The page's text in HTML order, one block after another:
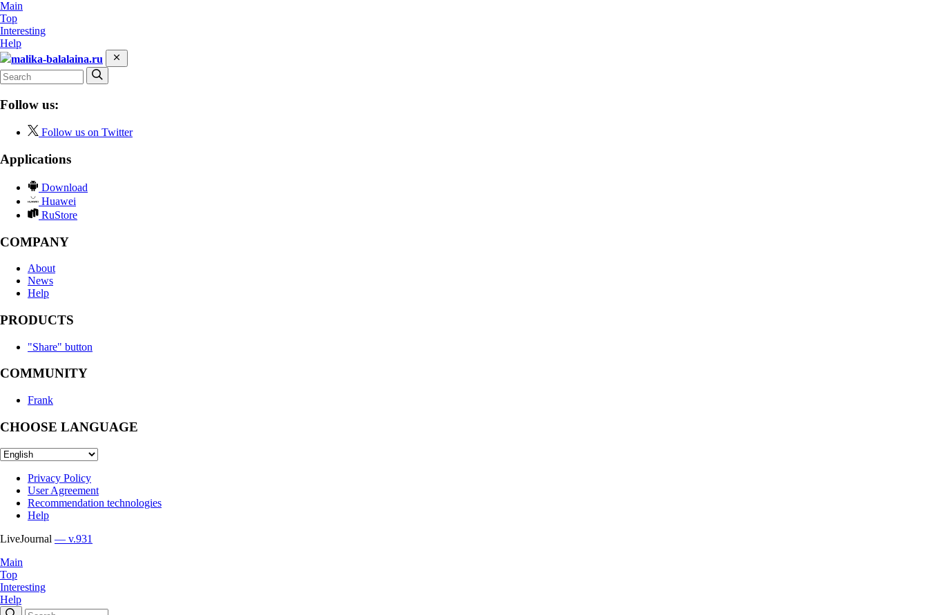
Main
Top
Interesting
Help
malika-balalaina.ru
Follow us:
Follow us on Twitter
Applications
Download
Huawei
RuStore
COMPANY
About
News
Help
PRODUCTS
"Share" button
COMMUNITY
Frank
CHOOSE LANGUAGE
Privacy Policy
User Agreement
Recommendation technologies
Help
LiveJournal — v.931
Main
Top
Interesting
Help